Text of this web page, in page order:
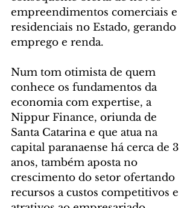
empreendimentos comerciais e
residenciais no Estado, gerando
emprego e renda.
Num tom otimista de quem
conhece os fundamentos da
economia com expertise, a
Nippur Finance, oriunda de
Santa Catarina e que atua na
capital paranaense há cerca de 3
anos, também aposta no
crescimento do setor ofertando
recursos a custos competitivos e